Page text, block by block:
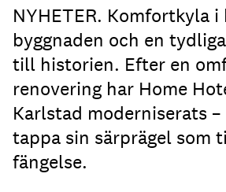
NYHETER. Komfortkyla i
byggnaden och en
till historien. Efter en
renovering har Home
Karlstad moderniserats
tappa sin särprägel som
fängelse.